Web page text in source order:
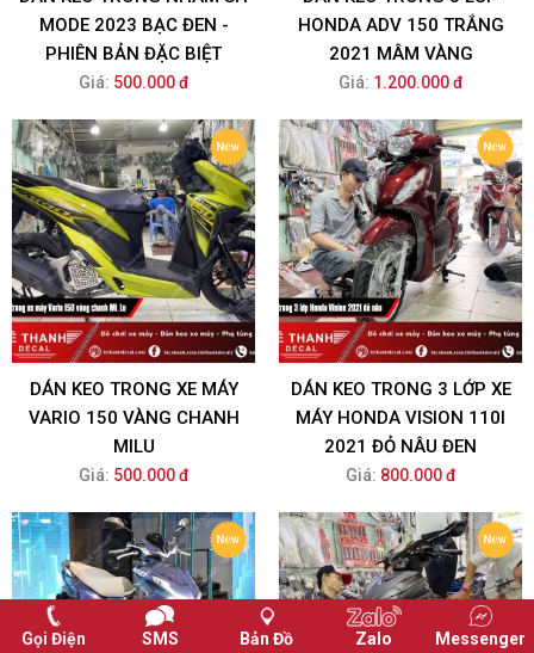
MODE 2023 BẠC ĐEN -
PHIÊN BẢN ĐẶC BIỆT
Giá: 500.000 đ
HONDA ADV 150 TRẮNG
2021 MÂM VÀNG
Giá: 1.200.000 đ
DÁN KEO TRONG XE MÁY
VARIO 150 VÀNG CHANH
MILU
Giá: 500.000 đ
DÁN KEO TRONG 3 LỚP XE
MÁY HONDA VISION 110I
2021 ĐỎ NÂU ĐEN
Giá: 800.000 đ
Gọi Điện SMS Bản Đồ Zalo Messenger